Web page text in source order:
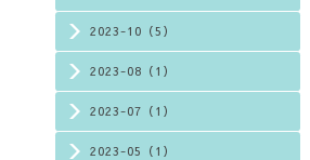
2023-10（5）
2023-08（1）
2023-07（1）
2023-05（1）